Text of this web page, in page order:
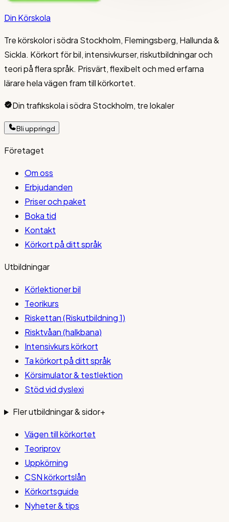
Din Körskola
Tre körskolor i södra Stockholm, Flemingsberg, Hallunda &
Sickla. Körkort för bil, intensivkurser, riskutbildningar och
teori på flera språk. Prisvärt, flexibelt och med erfarna
lärare hela vägen fram till körkortet.
Din trafikskola i södra Stockholm, tre lokaler
Bli uppringd
Företaget
Om oss
Erbjudanden
Priser och paket
Boka tid
Kontakt
Körkort på ditt språk
Utbildningar
Körlektioner bil
Teorikurs
Riskettan (Riskutbildning 1)
Risktvåan (halkbana)
Intensivkurs körkort
Ta körkort på ditt språk
Körsimulator & testlektion
Stöd vid dyslexi
Fler utbildningar & sidor+
Vägen till körkortet
Teoriprov
Uppkörning
CSN körkortslån
Körkortsguide
Nyheter & tips